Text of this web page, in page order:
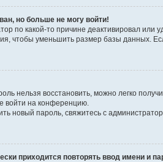
но больше не могу войти!
по какой-то причине деактивировал или
чтобы уменьшить размер базы данных.
нельзя восстановить, можно легко
войти на конференцию.
новый пароль, свяжитесь с
приходится повторять ввод имени и